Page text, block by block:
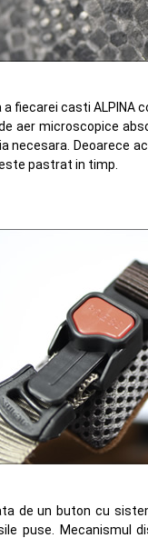
fiecarei casti ALPINA
aer microscopice
necesara. Deoarece
pastrat in timp.
de un buton cu
puse. Mecanismul